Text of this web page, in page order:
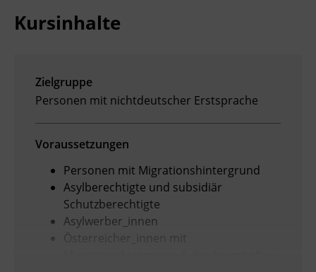
Ingenieurzertifizierung
BFI Reutte
Kursinhalte
Zielgruppe
Personen mit nichtdeutscher Erstsprache
Voraussetzungen
Personen mit Migrationshintergrund
Asylberechtigte und subsidiär
Schutzberechtigte
Asylwerber_innen
Österreicher_innen mit